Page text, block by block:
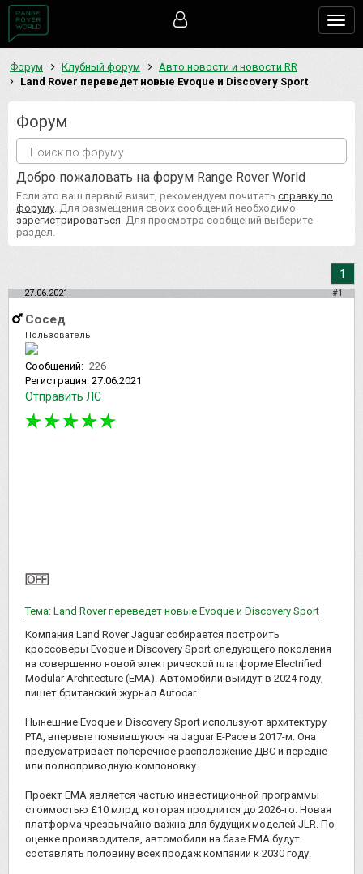
Форум Клубный форум
Авто новости и новости RR
Land Rover переведет новые Evoque и Discovery Sport
Форум
Добро пожаловать на форум Range Rover World
Если это ваш первый визит, рекомендуем почитать справку по
форуму . Для размещения своих сообщений необходимо
зарегистрироваться . Для просмотра сообщений выберите
раздел.
1
27.06.2021 #1
Сосед
Пользователь
Сообщений: 226
Регистрация: 27.06.2021
Отправить ЛС
Тема: Land Rover переведет новые Evoque и Discovery Sport
Компания Land Rover Jaguar собирается построить
кроссоверы Evoque и Discovery Sport следующего поколения
на совершенно новой электрической платформе Electrified
Modular Architecture (EMA). Автомобили выйдут в 2024 году,
пишет британский журнал Autocar.
Нынешние Evoque и Discovery Sport используют архитектуру
PTA, впервые появившуюся на Jaguar E-Pace в 2017-м. Она
предусматривает поперечное расположение ДВС и передне-
или полноприводную компоновку.
Проект EMA является частью инвестиционной программы
стоимостью £10 млрд, которая продлится до 2026-го. Новая
платформа чрезвычайно важна для будущих моделей JLR. По
оценке производителя, автомобили на базе EMA будут
составлять половину всех продаж компании к 2030 году.